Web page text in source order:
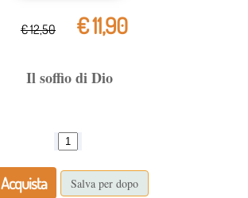
€ 12,50 € 11,90
Il soffio di Dio
Acquista Salva per dopo